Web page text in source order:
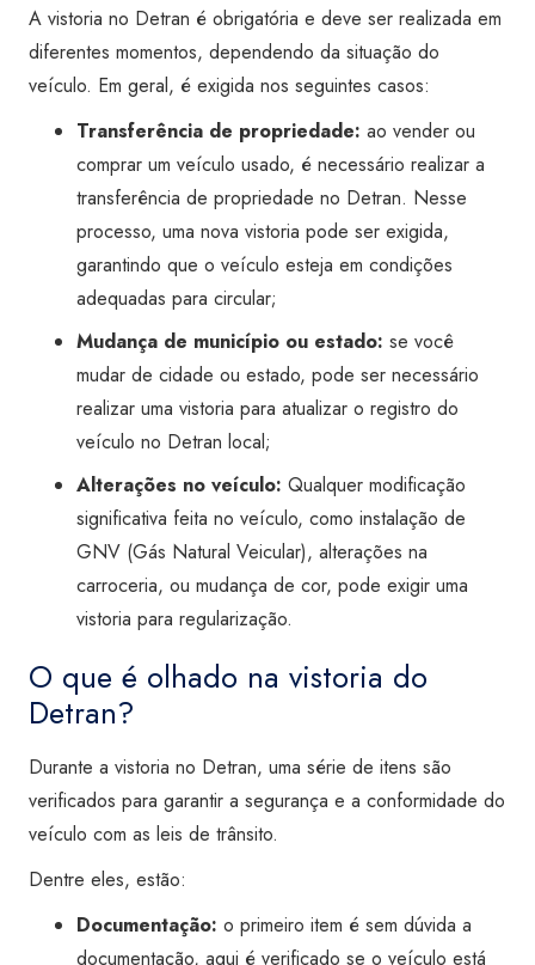
A vistoria no Detran é obrigatória e deve ser realizada em
diferentes momentos, dependendo da situação do
veículo. Em geral, é exigida nos seguintes casos:
Transferência de propriedade: ao vender ou
comprar um veículo usado, é necessário realizar a
transferência de propriedade no Detran. Nesse
processo, uma nova vistoria pode ser exigida,
garantindo que o veículo esteja em condições
adequadas para circular;
Mudança de município ou estado: se você
mudar de cidade ou estado, pode ser necessário
realizar uma vistoria para atualizar o registro do
veículo no Detran local;
Alterações no veículo: Qualquer modificação
significativa feita no veículo, como instalação de
GNV (Gás Natural Veicular), alterações na
carroceria, ou mudança de cor, pode exigir uma
vistoria para regularização.
O que é olhado na vistoria do
Detran?
Durante a vistoria no Detran, uma série de itens são
verificados para garantir a segurança e a conformidade do
veículo com as leis de trânsito.
Dentre eles, estão:
Documentação: o primeiro item é sem dúvida a
documentação, aqui é verificado se o veículo está